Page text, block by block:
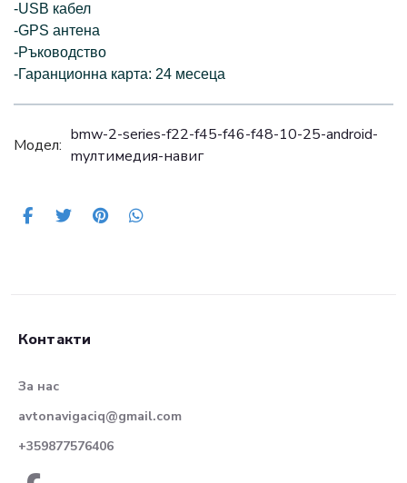
-USB кабел
-GPS антена
-Ръководство
-Гаранционна карта: 24 месеца
Модел:
bmw-2-series-f22-f45-f46-f48-10-25-android-
mултимедия-навиг
Контакти
За нас
avtonavigaciq@gmail.com
+359877576406